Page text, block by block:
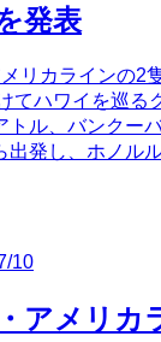
発表
リカラインの2
てハワイを巡る
トル、バンクー
出発し、ホノル
10
アメリカ